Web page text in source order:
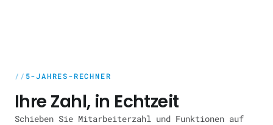
5-JAHRES-RECHNER
Ihre Zahl, in Echtzeit
Schieben Sie Mitarbeiterzahl und Funktionen auf